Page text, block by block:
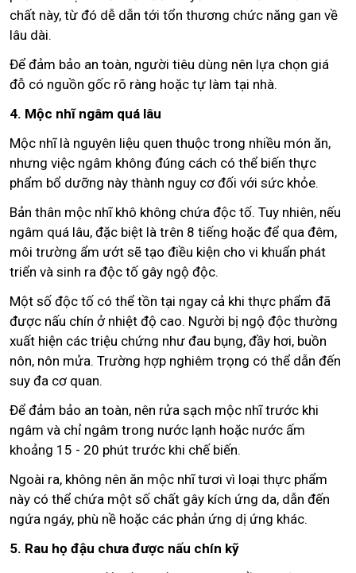
chất này, từ đó dễ dẫn tới tổn thương chức năng gan về
lâu dài.
Để đảm bảo an toàn, người tiêu dùng nên lựa chọn giá
đỗ có nguồn gốc rõ ràng hoặc tự làm tại nhà.
4. Mộc nhĩ ngâm quá lâu
Mộc nhĩ là nguyên liệu quen thuộc trong nhiều món ăn,
nhưng việc ngâm không đúng cách có thể biến thực
phẩm bổ dưỡng này thành nguy cơ đối với sức khỏe.
Bản thân mộc nhĩ khô không chứa độc tố. Tuy nhiên, nếu
ngâm quá lâu, đặc biệt là trên 8 tiếng hoặc để qua đêm,
môi trường ẩm ướt sẽ tạo điều kiện cho vi khuẩn phát
triển và sinh ra độc tố gây ngộ độc.
Một số độc tố có thể tồn tại ngay cả khi thực phẩm đã
được nấu chín ở nhiệt độ cao. Người bị ngộ độc thường
xuất hiện các triệu chứng như đau bụng, đầy hơi, buồn
nôn, nôn mửa. Trường hợp nghiêm trọng có thể dẫn đến
suy đa cơ quan.
Để đảm bảo an toàn, nên rửa sạch mộc nhĩ trước khi
ngâm và chỉ ngâm trong nước lạnh hoặc nước ấm
khoảng 15 - 20 phút trước khi chế biến.
Ngoài ra, không nên ăn mộc nhĩ tươi vì loại thực phẩm
này có thể chứa một số chất gây kích ứng da, dẫn đến
ngứa ngáy, phù nề hoặc các phản ứng dị ứng khác.
5. Rau họ đậu chưa được nấu chín kỹ